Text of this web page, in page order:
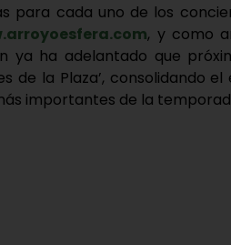
para cada uno de los
, y como
ya ha adelantado que
de la Plaza’, consolidando
importantes de la